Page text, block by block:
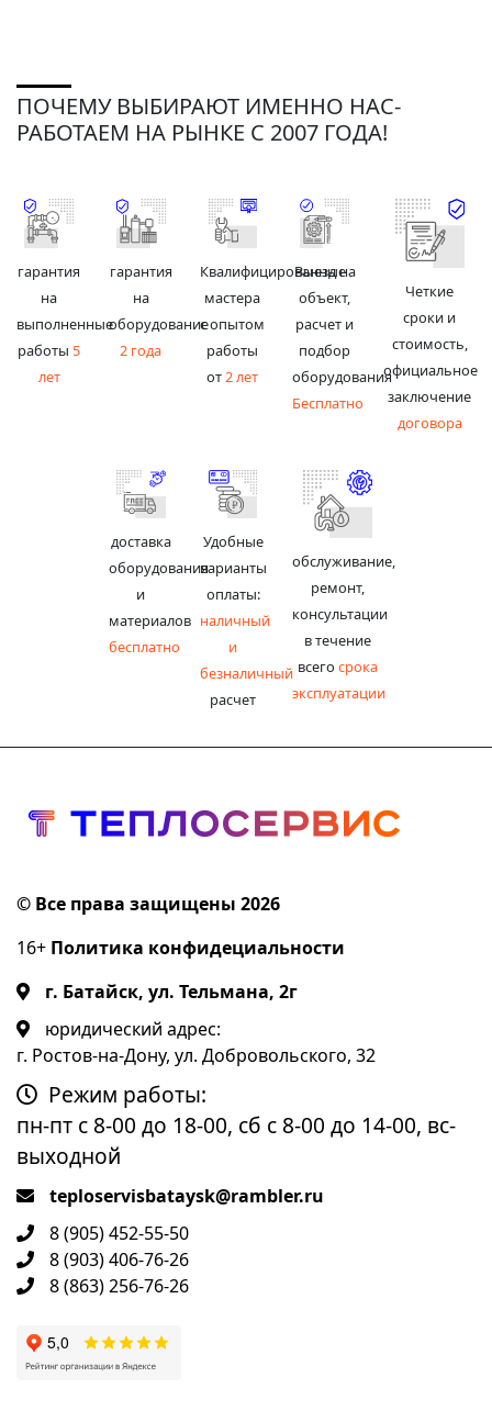
ПОЧЕМУ ВЫБИРАЮТ ИМЕННО НАС-
РАБОТАЕМ НА РЫНКЕ С 2007 ГОДА!
гарантия
на
выполненные
работы 5
лет
гарантия
на
оборудование
2 года
Квалифицированные
мастера
с опытом
работы
от2 лет
Выезд на
объект,
расчет и
подбор
оборудования
Бесплатно
Четкие
сроки и
стоимость,
официальное
заключение
договора
доставка
оборудования
и
материалов
бесплатно
Удобные
варианты
оплаты:
наличный
и
безналичный
расчет
обслуживание,
ремонт,
консультации
в течение
всегосрока
эксплуатации
© Все права защищены 2026
16+ Политика конфидециальности
г. Батайск, ул. Тельмана, 2г
юридический адрес:
г. Ростов-на-Дону, ул. Добровольского, 32
Режим работы:
пн-пт с 8-00 до 18-00, сб с 8-00 до 14-00, вс-
выходной
teploservisbataysk@rambler.ru
8 (905) 452-55-50
8 (903) 406-76-26
8 (863) 256-76-26